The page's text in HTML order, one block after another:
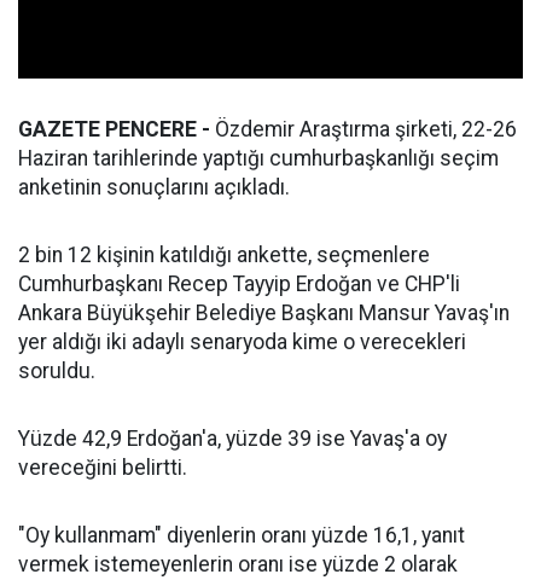
GAZETE PENCERE - Özdemir Araştırma şirketi, 22-26
Haziran tarihlerinde yaptığı cumhurbaşkanlığı seçim
anketinin sonuçlarını açıkladı.
2 bin 12 kişinin katıldığı ankette, seçmenlere
Cumhurbaşkanı Recep Tayyip Erdoğan ve CHP'li
Ankara Büyükşehir Belediye Başkanı Mansur Yavaş'ın
yer aldığı iki adaylı senaryoda kime o verecekleri
soruldu.
Yüzde 42,9 Erdoğan'a, yüzde 39 ise Yavaş'a oy
vereceğini belirtti.
"Oy kullanmam" diyenlerin oranı yüzde 16,1, yanıt
vermek istemeyenlerin oranı ise yüzde 2 olarak